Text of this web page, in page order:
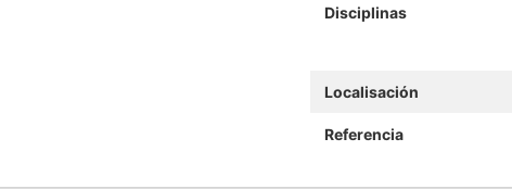
Disciplinas
Localisación
Referencia